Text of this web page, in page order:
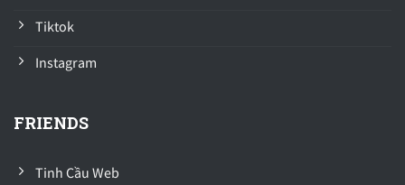
Tiktok
Instagram
FRIENDS
Tinh Cầu Web